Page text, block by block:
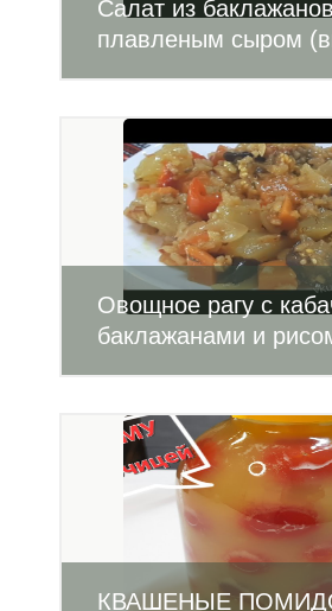
Салат из
плавленым сыром
Овощное рагу с
баклажанами и
КВАШЕНЫЕ